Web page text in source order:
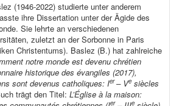
(1946-2022) studierte unter anderem
ihre Dissertation unter der Ägide des
Sie lehrte an verschiedenen
zuletzt an der Sorbonne in Paris
Christentums). Baslez (B.) hat zahlreiche
notre monde est devenu chrétien
historique des évangiles (2017),
sont devenus catholiques: Ier– Ve siècles
trägt den Titel: L’Église à la maison:
er e